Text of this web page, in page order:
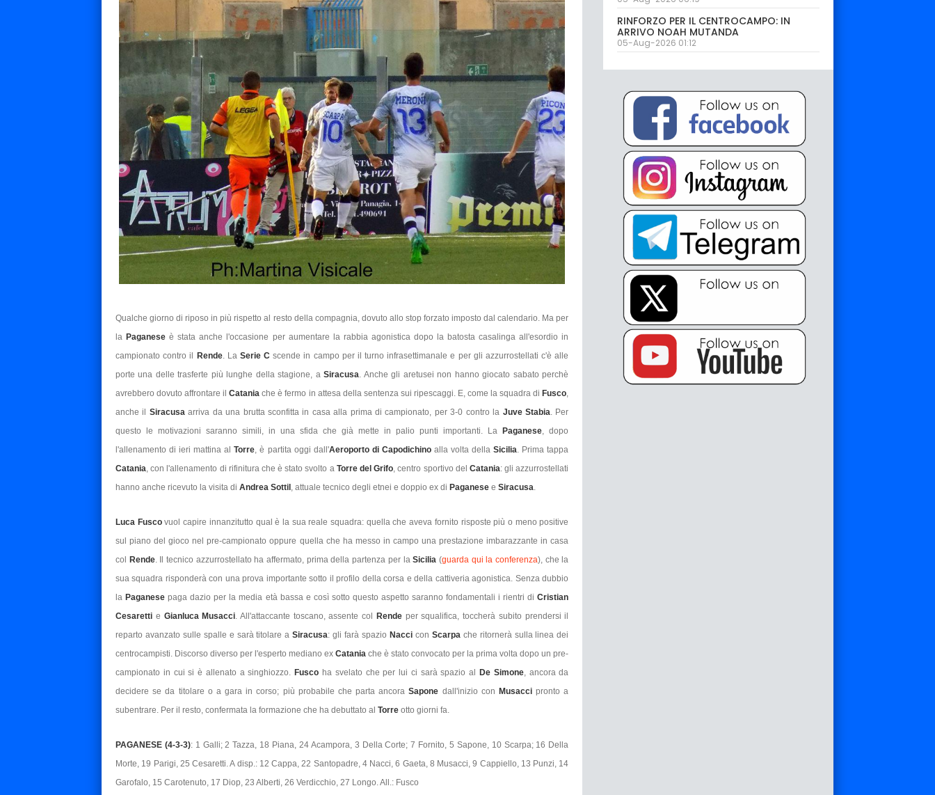
Qualche giorno di riposo in più rispetto al resto della compagnia, dovuto allo stop forzato imposto dal calendario. Ma per
laPaganeseè stata anche l'occasione per aumentare la rabbia agonistica dopo la batosta casalinga all'esordio in
campionato contro il Rende. La Serie C scende in campo per il turno infrasettimanale e per gli azzurrostellati c'è alle
porte una delle trasferte più lunghe della stagione, aSiracusa . Anche gli aretusei non hanno giocato sabato perchè
avrebbero dovuto affrontare ilCataniache è fermo in attesa della sentenza sui ripescaggi. E, come la squadra diFusco
anche il Siracusaarriva da una brutta sconfitta in casa alla prima di campionato, per 3-0 contro la Juve Stabia . Per
questo le motivazioni saranno simili, in una sfida che già mette in palio punti importanti. LaPaganese , dopo
l'allenamento di ieri mattina alTorre , è partita oggi dall'Aeroporto di Capodichinoalla volta dellaSicilia . Prima tappa
Catania , con l'allenamento di rifinitura che è stato svolto a Torre del Grifo , centro sportivo del Catania: gli azzurrostellati
hanno anche ricevuto la visita di Andrea Sottil , attuale tecnico degli etnei e doppio ex di Paganese e Siracusa
Luca Fuscovuol capire innanzitutto qual è la sua reale squadra: quella che aveva fornito risposte più o meno positive
sul piano del gioco nel pre-campionato oppure quella che ha messo in campo una prestazione imbarazzante in casa
col Rende. Il tecnico azzurrostellato ha affermato, prima della partenza per laSicilia (guarda qui la conferenza), che la
sua squadra risponderà con una prova importante sotto il profilo della corsa e della cattiveria agonistica. Senza dubbio
laPaganesepaga dazio per la media età bassa e così sotto questo aspetto saranno fondamentali i rientri diCristian
Cesaretti e Gianluca Musacci . All'attaccante toscano, assente col Rende per squalifica, toccherà subito prendersi il
reparto avanzato sulle spalle e sarà titolare aSiracusa: gli farà spazio Nacci con Scarpa che ritornerà sulla linea dei
centrocampisti. Discorso diverso per l'esperto mediano exCataniache è stato convocato per la prima volta dopo un pre-
campionato in cui si è allenato a singhiozzo.Fuscoha svelato che per lui ci sarà spazio al De Simone, ancora da
decidere se da titolare o a gara in corso; più probabile che parta ancoraSapone dall'inizio con Musacci pronto a
subentrare. Per il resto, confermata la formazione che ha debuttato al Torre otto giorni fa.
PAGANESE (4-3-3): 1 Galli; 2 Tazza, 18 Piana, 24 Acampora, 3 Della Corte; 7 Fornito, 5 Sapone, 10 Scarpa; 16 Della
Morte, 19 Parigi, 25 Cesaretti. A disp.: 12 Cappa, 22 Santopadre, 4 Nacci, 6 Gaeta, 8 Musacci, 9 Cappiello, 13 Punzi, 14
Garofalo, 15 Carotenuto, 17 Diop, 23 Alberti, 26 Verdicchio, 27 Longo. All.: Fusco
RINFORZO PER IL CENTROCAMPO: IN
ARRIVO NOAH MUTANDA
05-Aug-2026 01:12